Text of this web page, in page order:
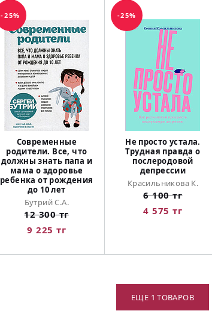
-25%
Современные
родители. Все, что
должны знать папа и
мама о здоровье
ребенка от рождения
до 10 лет
Бутрий С.А.
12 300 тг
9 225 тг
-25%
Не просто устала.
Трудная правда о
послеродовой
депрессии
Красильникова К.
6 100 тг
4 575 тг
ЕЩЕ 1 ТОВАРОВ